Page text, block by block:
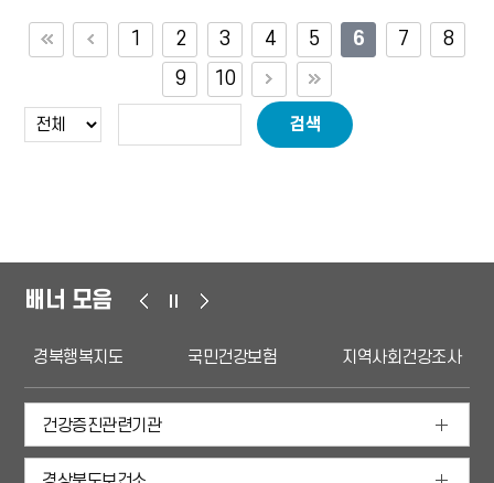
1 2 3 4 5 6 7
8
9
10
검색
배너 모음
경북행복지도 국민건강보험 지역사회건강조사
건강증진관련기관